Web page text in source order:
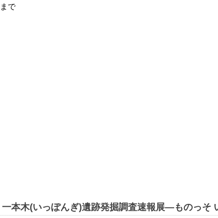
で
本木(いっぽんぎ)遺跡発掘調査速報展―ものっそ